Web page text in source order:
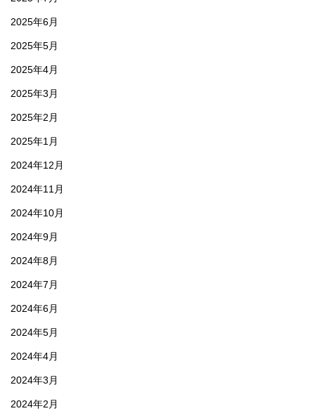
2025年6月
2025年5月
2025年4月
2025年3月
2025年2月
2025年1月
2024年12月
2024年11月
2024年10月
2024年9月
2024年8月
2024年7月
2024年6月
2024年5月
2024年4月
2024年3月
2024年2月